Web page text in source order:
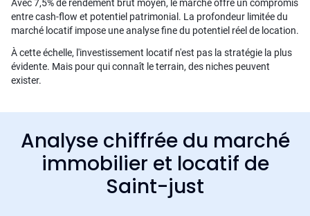
Avec 7,5% de rendement brut moyen, le marché offre un compromis
entre cash-flow et potentiel patrimonial. La profondeur limitée du
marché locatif impose une analyse fine du potentiel réel de location.
À cette échelle, l'investissement locatif n'est pas la stratégie la plus
évidente. Mais pour qui connaît le terrain, des niches peuvent
exister.
Analyse chiffrée du marché
immobilier et locatif de
Saint-just